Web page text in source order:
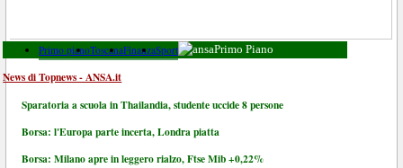
Primo pianoToscanaFinanzaSport Primo Piano
News di Topnews - ANSA.it
Sparatoria a scuola in Thailandia, studente uccide 8 persone
Borsa: l'Europa parte incerta, Londra piatta
Borsa: Milano apre in leggero rialzo, Ftse Mib +0,22%